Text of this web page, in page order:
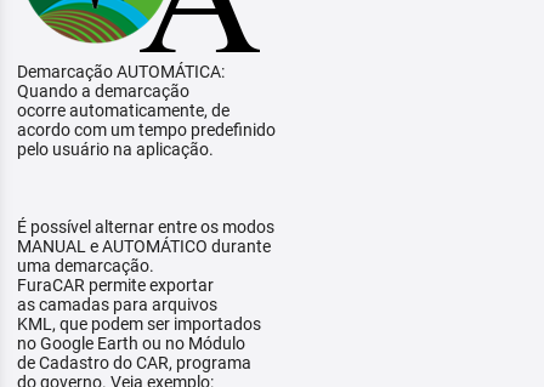
Demarcação AUTOMÁTICA:
Quando a demarcação
ocorre automaticamente, de
acordo com um tempo predefinido
pelo usuário na aplicação.
É possível alternar entre os modos
MANUAL e AUTOMÁTICO durante
uma demarcação.
FuraCAR permite exportar
as camadas para arquivos
KML, que podem ser importados
no Google Earth ou no Módulo
de Cadastro do CAR, programa
do governo. Veja exemplo: